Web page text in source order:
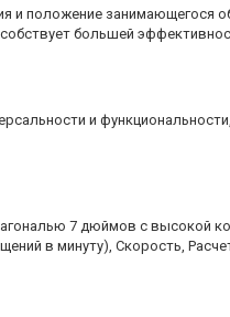
и положение занимающегося
большей
и
7 дюймов с высокой
в минуту), Скорость,